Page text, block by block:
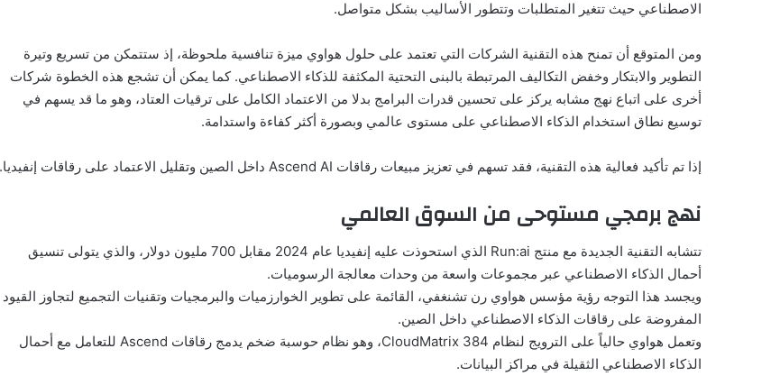
الاصطناعي حيث تتغير المتطلبات وتتطور الأساليب بشكل متواصل.
ومن المتوقع أن تمنح هذه التقنية الشركات التي تعتمد على حلول هواوي ميزة تنافسية ملحوظة، إذ ستتمكن من تسريع وتيرة
التطوير والابتكار وخفض التكاليف المرتبطة بالبنى التحتية المكثفة للذكاء الاصطناعي. كما يمكن أن تشجع هذه الخطوة شركات
أخرى على اتباع نهج مشابه يركز على تحسين قدرات البرامج بدلا من الاعتماد الكامل على ترقيات العتاد، وهو ما قد يسهم في
توسيع نطاق استخدام الذكاء الاصطناعي على مستوى عالمي وبصورة أكثر كفاءة واستدامة.
إذا تم تأكيد فعالية هذه التقنية، فقد تسهم في تعزيز مبيعات رقاقات Ascend AI داخل الصين وتقليل الاعتماد على رقاقات إنفيديا.
نهج برمجي مستوحى من السوق العالمي
تتشابه التقنية الجديدة مع منتج Run:ai الذي استحوذت عليه إنفيديا عام 2024 مقابل 700 مليون دولار، والذي يتولى تنسيق
أحمال الذكاء الاصطناعي عبر مجموعات واسعة من وحدات معالجة الرسوميات.
ويجسد هذا التوجه رؤية مؤسس هواوي رن تشنغفي، القائمة على تطوير الخوارزميات والبرمجيات وتقنيات التجميع لتجاوز القيود
المفروضة على رقاقات الذكاء الاصطناعي داخل الصين.
وتعمل هواوي حالياً على الترويج لنظام CloudMatrix 384، وهو نظام حوسبة ضخم يدمج رقاقات Ascend للتعامل مع أحمال
الذكاء الاصطناعي الثقيلة في مراكز البيانات.